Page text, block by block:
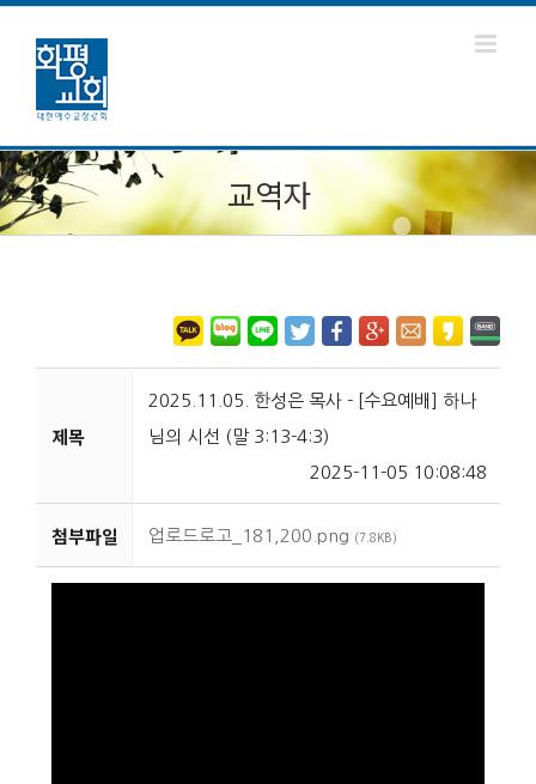
교역자
제목
2025.11.05. 한성은 목사 - [수요예배] 하나
님의 시선 (말 3:13-4:3)
2025-11-05 10:08:48
첨부파일 업로드로고_181,200.png (7.8KB)